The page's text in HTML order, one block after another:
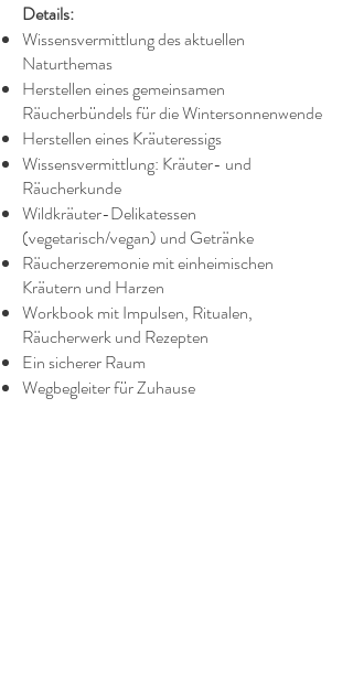
Details:
Wissensvermittlung des aktuellen
Naturthemas
Herstellen eines gemeinsamen
Räucherbündels für die Wintersonnenwende
Herstellen eines Kräuteressigs
Wissensvermittlung: Kräuter- und
Räucherkunde
Wildkräuter-Delikatessen
(vegetarisch/vegan) und Getränke
Räucherzeremonie mit einheimischen
Kräutern und Harzen
Workbook mit Impulsen, Ritualen,
Räucherwerk und Rezepten
Ein sicherer Raum
Wegbegleiter für Zuhause